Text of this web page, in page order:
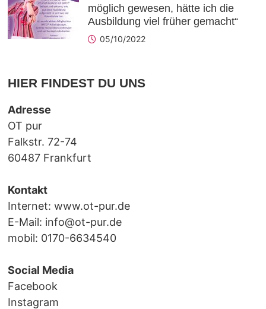
möglich gewesen, hätte ich die
Ausbildung viel früher gemacht“
05/10/2022
HIER FINDEST DU UNS
Adresse
OT pur
Falkstr. 72-74
60487 Frankfurt
Kontakt
Internet: www.ot-pur.de
E-Mail: info@ot-pur.de
mobil: 0170-6634540
Social Media
Facebook
Instagram